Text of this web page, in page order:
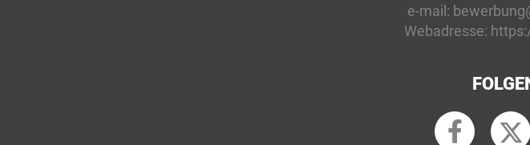
e-mail:
Webadresse: